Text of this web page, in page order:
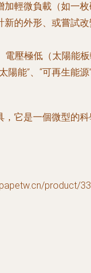
加輕微負載（如一
新的外形、或嘗試
電壓極低（太陽能
陽能”、“可再生
它是一個微型的
product/